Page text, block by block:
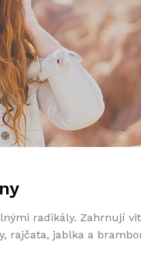
radikály. Zahrnují
rajčata, jablka a